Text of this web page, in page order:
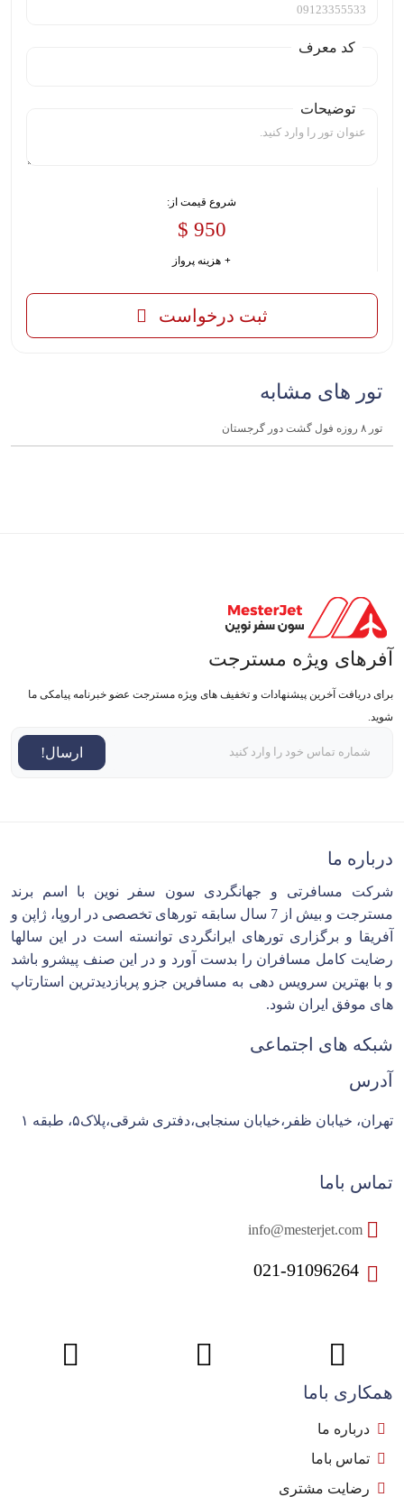
کد معرف
توضیحات
شروع قیمت از:
950 $
هزینه پرواز
ثبت درخواست
تور های مشابه
تور ۸ روزه فول گشت دور گرجستان
آفرهای ویژه مسترجت
برای دریافت آخرین پیشنهادات و تخفیف های ویژه مسترجت عضو خبرنامه پیامکی ما
شوید.
ارسال!
درباره ما
شرکت مسافرتی و جهانگردی سون سفر نوین با اسم برند
مسترجت و بیش از 7 سال سابقه تورهای تخصصی در اروپا، ژاپن و
آفریقا و برگزاری تورهای ایرانگردی توانسته است در این سالها
رضایت کامل مسافران را بدست آورد و در این صنف پیشرو باشد
و با بهترین سرویس دهی به مسافرین جزو پربازدیدترین استارتاپ
های موفق ایران شود.
شبکه های اجتماعی
آدرس
تهران، خیابان ظفر،خیابان سنجابی،دفتری شرقی،پلاک۵، طبقه ۱
تماس باما
021-91096264
همکاری باما
درباره ما
تماس باما
رضایت مشتری